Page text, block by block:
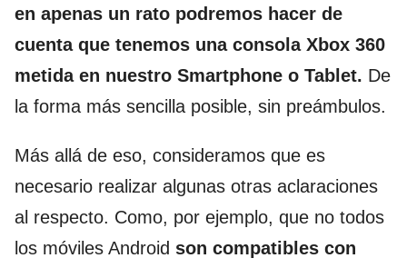
en apenas un rato podremos hacer de
cuenta que tenemos una consola Xbox 360
metida en nuestro Smartphone o Tablet. De
la forma más sencilla posible, sin preámbulos.
Más allá de eso, consideramos que es
necesario realizar algunas otras aclaraciones
al respecto. Como, por ejemplo, que no todos
los móviles Android son compatibles con